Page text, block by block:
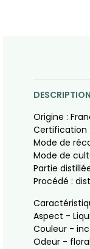
DESCRIPTION
Origine :
Certification
Mode de
Mode de
Partie
Procédé :
Aspect -
Couleur -
Odeur -